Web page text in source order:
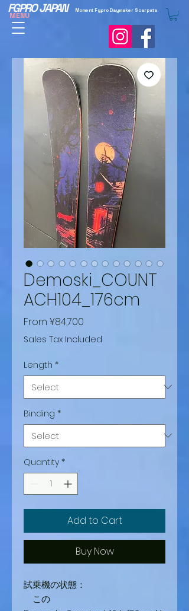
MENU
FGPRO JAPAN Moment Fgpro Daymaker Scarpata
Demoski_COUNT
ACH104_176cm
From ¥84,700
Price
Sales Tax Included
Length *
Binding *
Quantity *
Add to Cart
Buy Now
試乗機の状態：
この